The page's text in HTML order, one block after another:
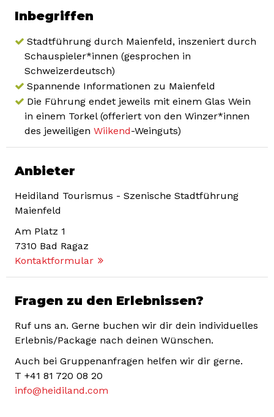
Inbegriffen
Stadtführung durch Maienfeld, inszeniert durch
Schauspieler*innen (gesprochen in
Schweizerdeutsch)
Spannende Informationen zu Maienfeld
Die Führung endet jeweils mit einem Glas Wein
in einem Torkel (offeriert von den Winzer*innen
des jeweiligen Wiikend-Weinguts)
Anbieter
Heidiland Tourismus - Szenische Stadtführung
Maienfeld
Am Platz 1
7310 Bad Ragaz
Kontaktformular
Fragen zu den Erlebnissen?
Ruf uns an. Gerne buchen wir dir dein individuelles
Erlebnis/Package nach deinen Wünschen.
Auch bei Gruppenanfragen helfen wir dir gerne.
T +41 81 720 08 20
info@heidiland.com